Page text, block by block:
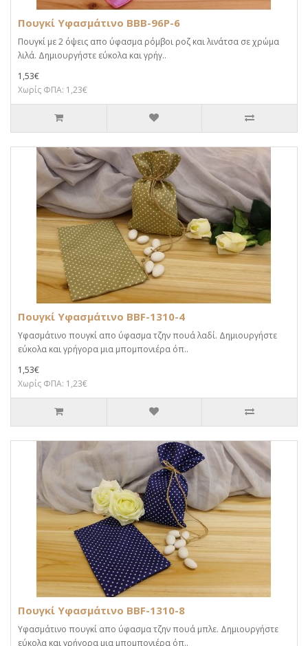
Πουγκί Υφασμάτινο BBB-96P-6
Πουγκί με 2 όψεις απο ύφασμα ρόμβοι ροζ και λινάτσα σε χρώμα
λιλά. Δημιουργήστε εύκολα και γρήγ..
1,53€
Χωρίς ΦΠΑ: 1,23€
Πουγκί Υφασμάτινο BBF-1310-4
Υφασμάτινο πουγκί απο ύφασμα τζην πουά λαδί. Δημιουργήστε
εύκολα και γρήγορα μια μπομπονιέρα όπ..
1,53€
Χωρίς ΦΠΑ: 1,23€
Πουγκί Υφασμάτινο BBF-1310-8
Υφασμάτινο πουγκί απο ύφασμα τζην πουά μπλε. Δημιουργήστε
εύκολα και γρήγορα μια μπομπονιέρα όπ..